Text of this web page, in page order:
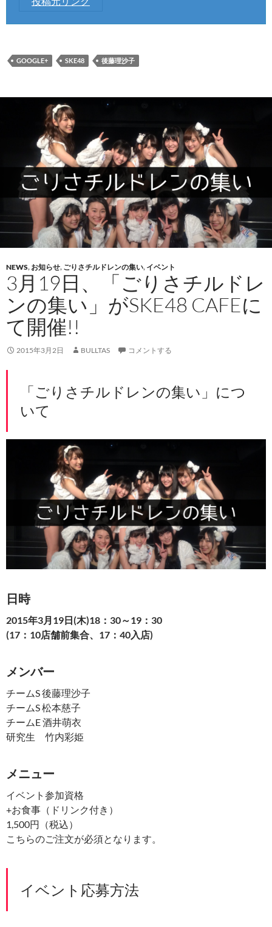
GOOGLE+ SKE48 後藤理沙子
NEWS, お知らせ, ごりさチルドレンの集い, イベント
3月19日、「ごりさチルドレ
ンの集い」がSKE48 CAFEに
て開催!!
2015年3月2日 BULLTAS コメントする
「ごりさチルドレンの集い」につ
いて
日時
2015年3月19日(木)18：30～19：30
(17：10店舗前集合、17：40入店)
メンバー
チームS 後藤理沙子
チームS 松本慈子
チームE 酒井萌衣
研究生 竹内彩姫
メニュー
イベント参加資格
+お食事（ドリンク付き）
1,500円（税込）
こちらのご注文が必須となります。
イベント応募方法